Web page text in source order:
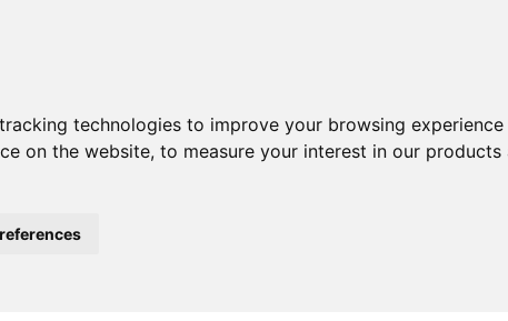
technologies to improve your browsing
on the website, to measure your interest in our